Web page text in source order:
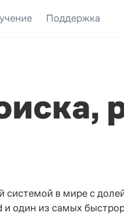
Поддержка
в мире с
один из самых